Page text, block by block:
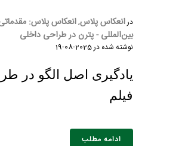
درانعکاس پلاس,انعکاس پلاس:
بین‌المللی - پترن در طراحی داخلی
نوشته شده در2025-08-19
یادگیری اصل الگو در
فیلم
ادامه مطلب